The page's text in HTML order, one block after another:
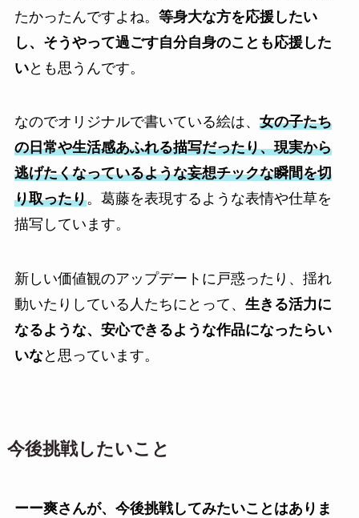
たかったんですよね。 等身大な方を応援したい
し、そうやって過ごす自分自身のことも応援した
いとも思うんです。
なのでオリジナルで書いている絵は、 女の子たち
の日常や生活感あふれる描写だったり、現実から
逃げたくなっているような妄想チックな瞬間を切
り取ったり。葛藤を表現するような表情や仕草を
描写しています。
新しい価値観のアップデートに戸惑ったり、揺れ
動いたりしている人たちにとって、 生きる活力に
なるような、安心できるような作品になったらい
いなと思っています。
今後挑戦したいこと
ーー爽さんが、今後挑戦してみたいことはありま